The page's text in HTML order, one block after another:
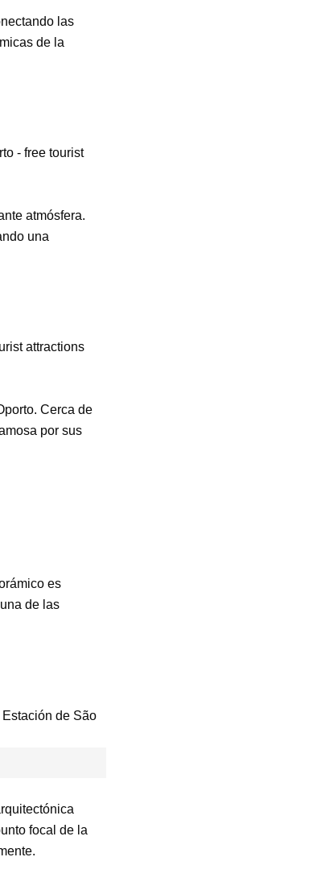
las
de la
atmósfera.
una
Cerca de
por sus
es
de las
focal de la